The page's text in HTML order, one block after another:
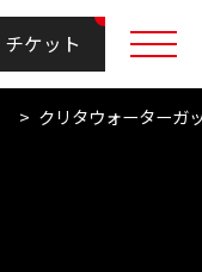
チケット
クリタウォーターガ